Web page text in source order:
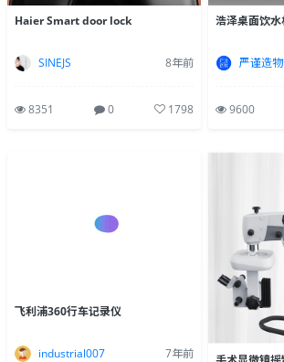
Haier Smart door lock
SINEJS 8年前
8351 0 1798
浩泽桌面饮水
严谨造物
9600
飞利浦360行车记录仪
industrial007 7年前